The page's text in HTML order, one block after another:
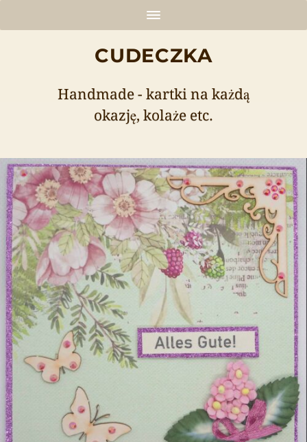
CUDECZKA
Handmade - kartki na każdą
okazję, kolaże etc.